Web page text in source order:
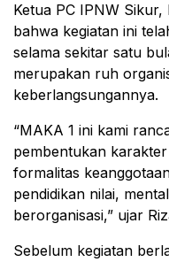
Ketua PC IPNW
bahwa kegiatan ini
selama sekitar satu
merupakan ruh
keberlangsungannya.
“MAKA 1 ini kami
pembentukan
formalitas
pendidikan nilai,
berorganisasi,” ujar
Sebelum kegiatan